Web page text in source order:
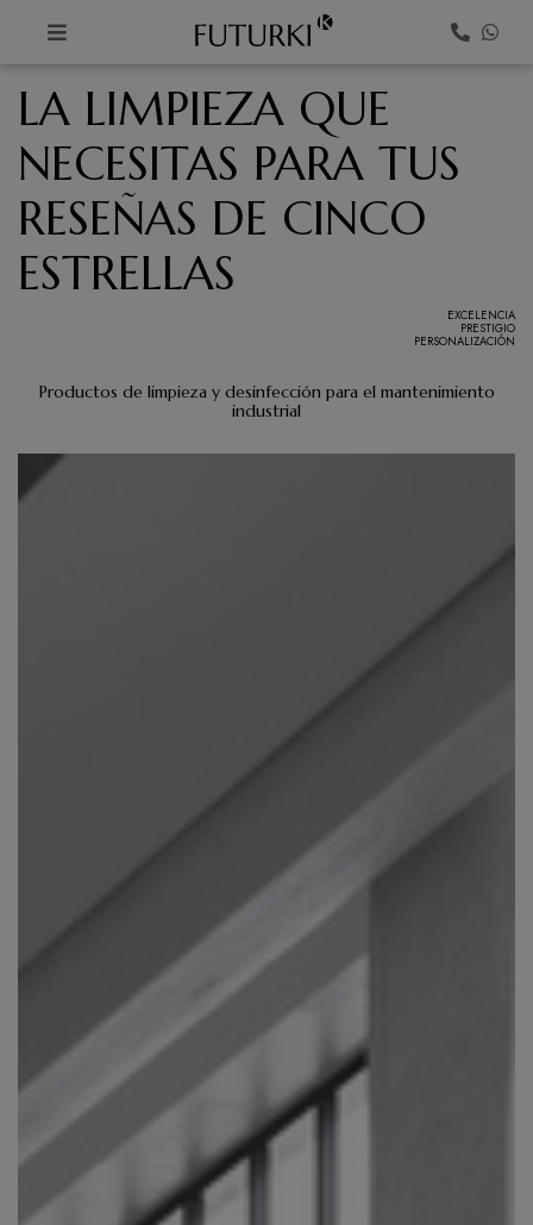
K
LA LIMPIEZA QUE
NECESITAS PARA TUS
RESEÑAS DE CINCO
ESTRELLAS
EXCELENCIA
PRESTIGIO
PERSONALIZACIÓN
Productos de limpieza y desinfección para el mantenimiento
industrial